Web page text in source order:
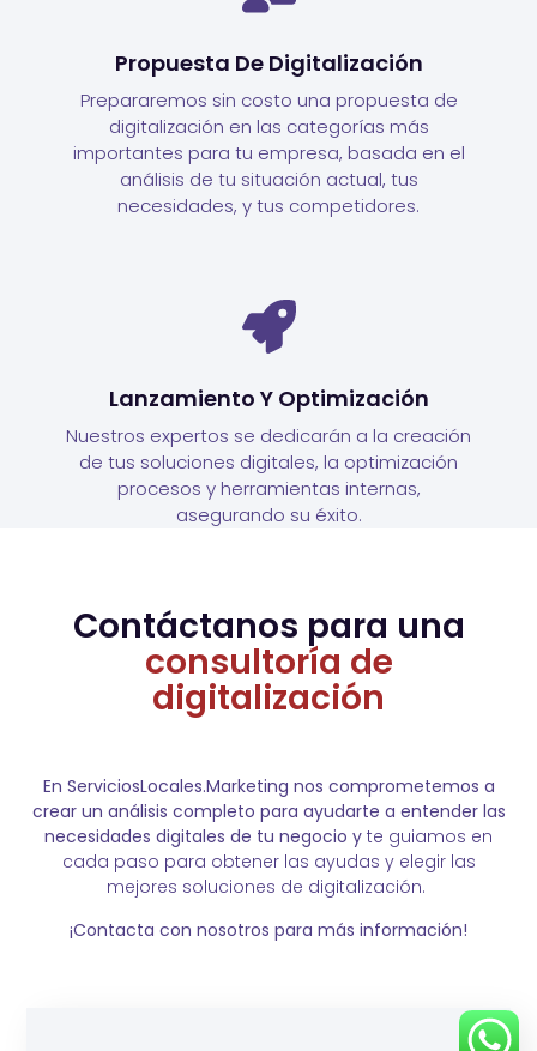
Propuesta De Digitalización
Prepararemos sin costo una propuesta de
digitalización en las categorías más
importantes para tu empresa, basada en el
análisis de tu situación actual, tus
necesidades, y tus competidores.
Lanzamiento Y Optimización
Nuestros expertos se dedicarán a la creación
de tus soluciones digitales, la optimización
procesos y herramientas internas,
asegurando su éxito.
Contáctanos para una
consultoría de
digitalización
En ServiciosLocales.Marketing nos comprometemos a
crear un análisis completo para ayudarte a entender las
necesidades digitales de tu negocio y te guiamos en
cada paso para obtener las ayudas y elegir las
mejores soluciones de digitalización.
¡Contacta con nosotros para más información!